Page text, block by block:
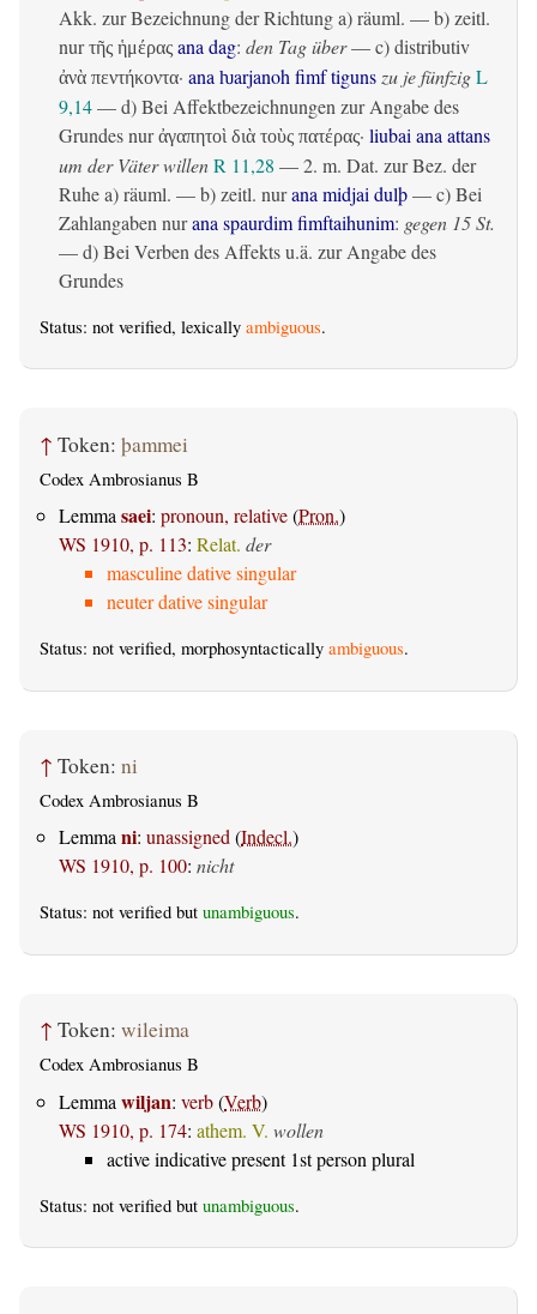
Akk. zur Bezeichnung der Richtunga)räuml. — b)zeitl.
nurτῆς ἡμέρας ana dag: den Tag über— c)distributiv
ἀνὰ πεντήκοντα· ana ƕarjanoh fimf tiguns zu je fünfzigL
9,14— d) Bei Affektbezeichnungen zur Angabe des
Grundes nurἀγαπητοὶ διὰ τοὺς πατέρας· liubai ana attans
um der Väter willenR 11,28 — 2. m. Dat. zur Bez. der
Ruhea)räuml. — b)zeitl. nurana midjai dulþ— c) Bei
Zahlangaben nurana spaurdim fimftaihunim: gegen 15 St.
— d) Bei Verben des Affekts u.ä. zur Angabe des
Grundes
Status: not verified, lexically ambiguous.
↑ Token: þammei
Codex Ambrosianus B
Lemma saei: pronoun, relative(Pron.)
WS 1910, p. 113: Relat. der
masculine dative singular
neuter dative singular
Status: not verified, morphosyntactically ambiguous.
↑ Token: ni
Codex Ambrosianus B
Lemmani: unassigned(Indecl.)
WS 1910, p. 100: nicht
Status: not verified but unambiguous.
↑ Token: wileima
Codex Ambrosianus B
Lemma wiljan: verb(Verb)
WS 1910, p. 174: athem. V. wollen
active indicative present 1st person plural
Status: not verified but unambiguous.